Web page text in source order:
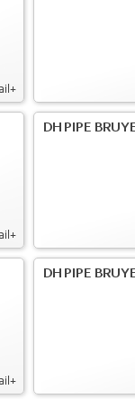
DH PIPE
DH PIPE